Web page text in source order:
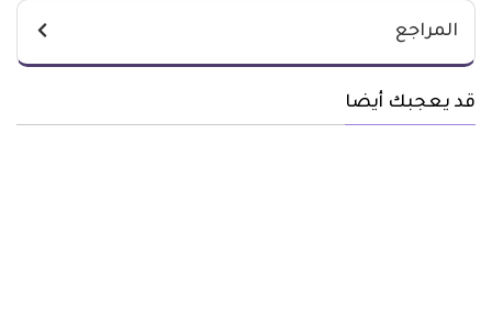
المراجع
قد يعجبك أيضا